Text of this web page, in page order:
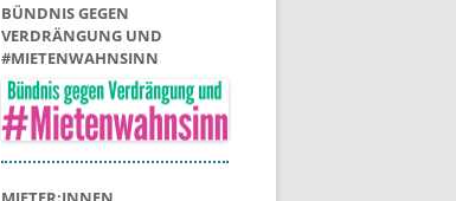
BÜNDNIS GEGEN
VERDRÄNGUNG UND
#MIETENWAHNSINN